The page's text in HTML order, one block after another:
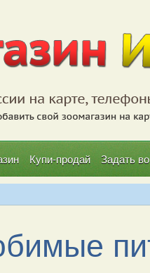
Купи-продай Задать